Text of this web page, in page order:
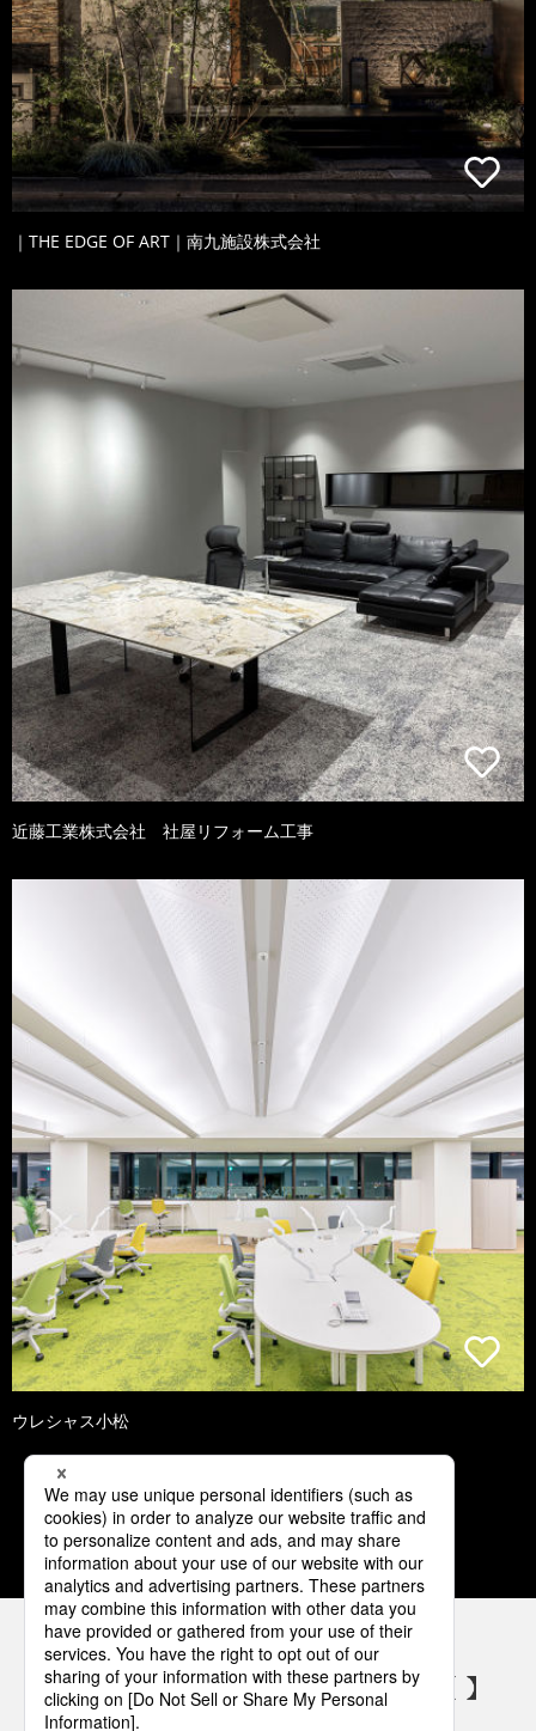
｜THE EDGE OF ART｜南九施設株式会社
近藤工業株式会社 社屋リフォーム工事
ウレシャス小松
1 2 3 4 5
パナソニックの電気設備 SNSアカウント